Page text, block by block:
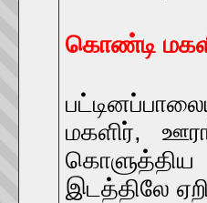
கொண்டி
மகளிர்,
இடத்திலே